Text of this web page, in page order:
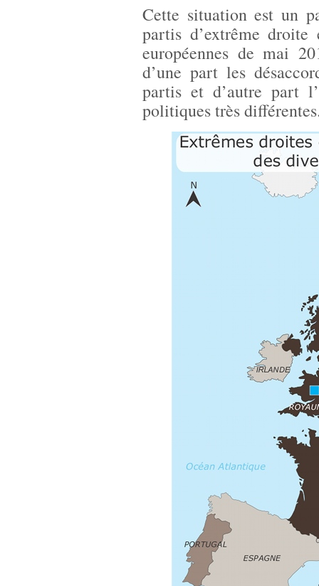
Cette situation est un
partis d’extrême
européennes de mai
d’une part les
partis et d’autre part
politiques très